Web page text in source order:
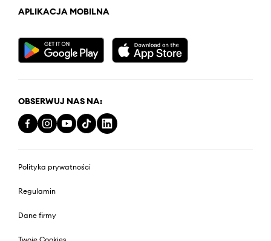
APLIKACJA MOBILNA
OBSERWUJ NAS NA:
Polityka prywatności
Regulamin
Dane firmy